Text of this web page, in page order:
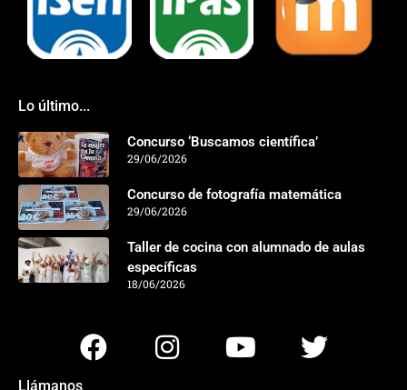
Lo último...
Concurso ‘Buscamos científica’
29/06/2026
Concurso de fotografía matemática
29/06/2026
Taller de cocina con alumnado de aulas
específicas
18/06/2026
Llámanos